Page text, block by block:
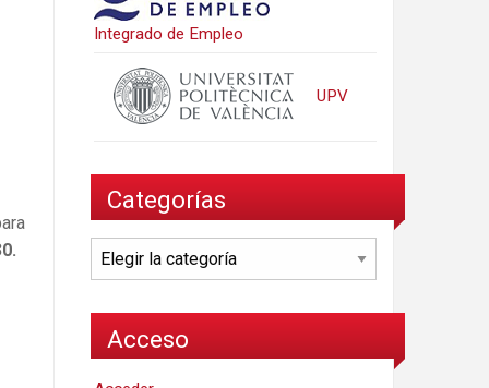
Integrado de Empleo
UPV
Categorías
Categorías
Acceso